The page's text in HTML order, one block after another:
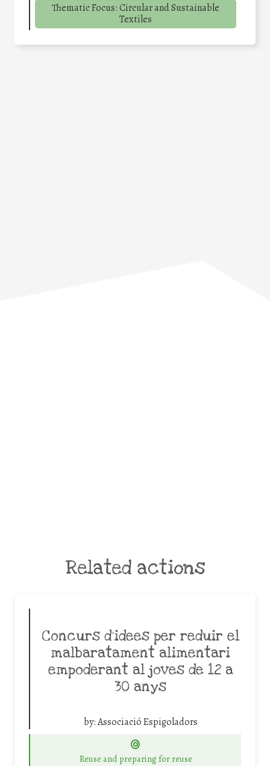
Thematic Focus: Circular and Sustainable
Textiles
Related actions
Concurs d´idees per reduir el
malbaratament alimentari
empoderant al joves de 12 a
30 anys
by:Associació Espigoladors
Reuse and preparing for reuse